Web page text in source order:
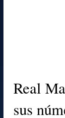
Real
sus